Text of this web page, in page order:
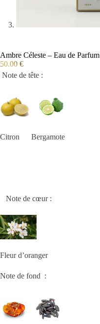
Ambre Céleste – Eau de Parfum
50.00 €
Note de tête :
Citron Bergamote
Note de cœur :
Fleur d’oranger
Note de fond :